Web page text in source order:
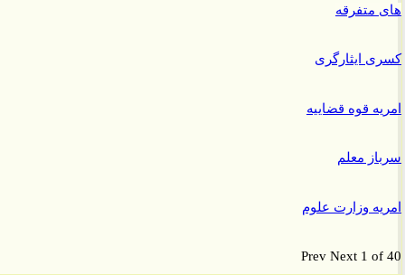
متفرقه
ایثارگری
قوه قضاییه
معلم
وزارت علوم
PrevNext 1